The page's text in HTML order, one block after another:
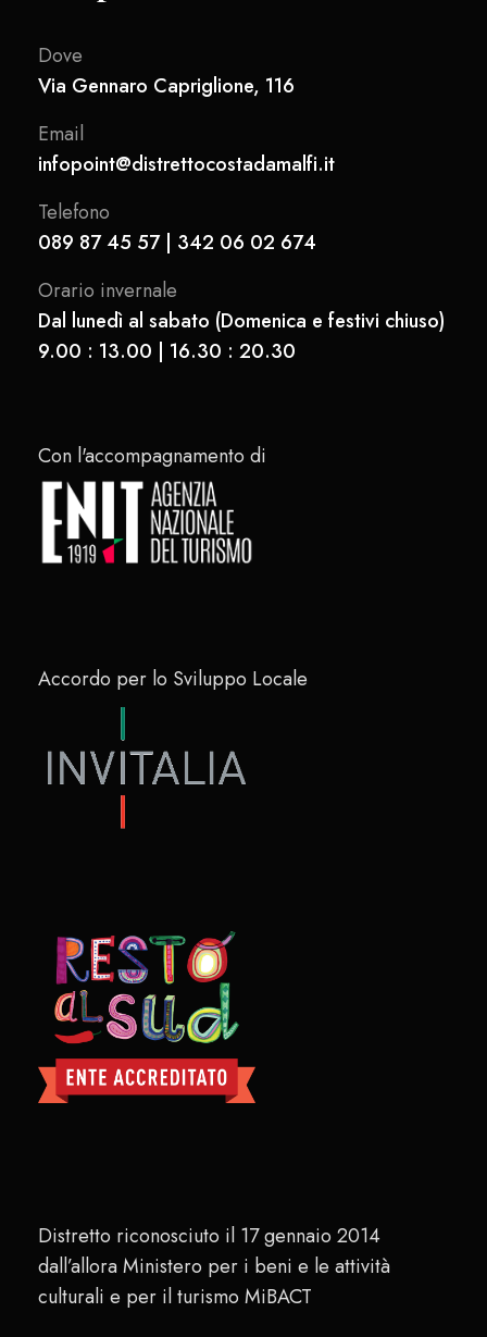
Dove
Via Gennaro Capriglione, 116
Email
infopoint@distrettocostadamalfi.it
Telefono
089 87 45 57 | 342 06 02 674
Orario invernale
Dal lunedì al sabato (Domenica e festivi chiuso)
9.00 : 13.00 | 16.30 : 20.30
Con l'accompagnamento di
Accordo per lo Sviluppo Locale
Distretto riconosciuto il 17 gennaio 2014
dall’allora Ministero per i beni e le attività
culturali e per il turismo MiBACT